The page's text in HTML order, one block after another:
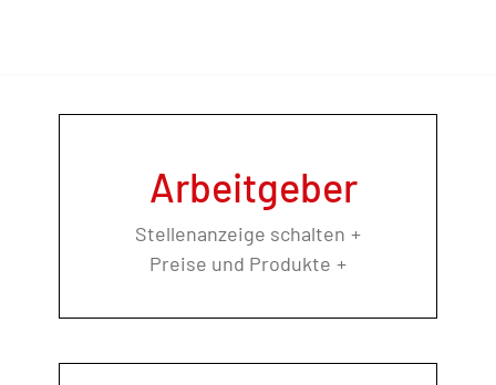
Arbeitgeber
Stellenanzeige schalten
Preise und Produkte